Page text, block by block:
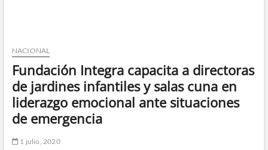
Johnson:
las
fusionará
París
en
y
operaciones
NACIONAL
Fundación Integra capacita a directoras
de jardines infantiles y salas cuna en
liderazgo emocional ante situaciones
de emergencia
1 julio, 2020